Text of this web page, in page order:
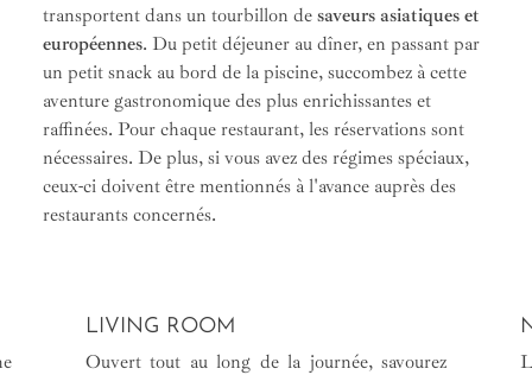
transportent dans un tourbillon de saveurs asiatiques et
européennes. Du petit déjeuner au dîner, en passant par
un petit snack au bord de la piscine, succombez à cette
aventure gastronomique des plus enrichissantes et
raffinées. Pour chaque restaurant, les réservations sont
nécessaires. De plus, si vous avez des régimes spéciaux,
ceux-ci doivent être mentionnés à l'avance auprès des
restaurants concernés.
LIVING ROOM
Ouvert tout au long de la journée, savourez